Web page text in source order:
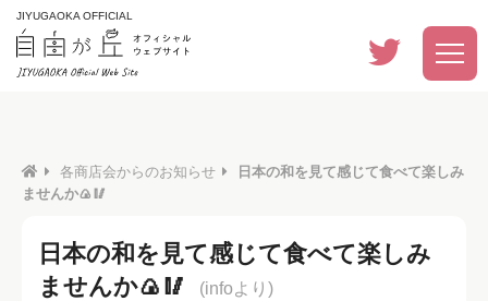
JIYUGAOKA OFFICIAL
各商店会からのお知らせ
日本の和を見て感じて食べて楽しみ
ませんか🍙🥢
日本の和を見て感じて食べて楽しみ
ませんか🍙🥢
(infoより)